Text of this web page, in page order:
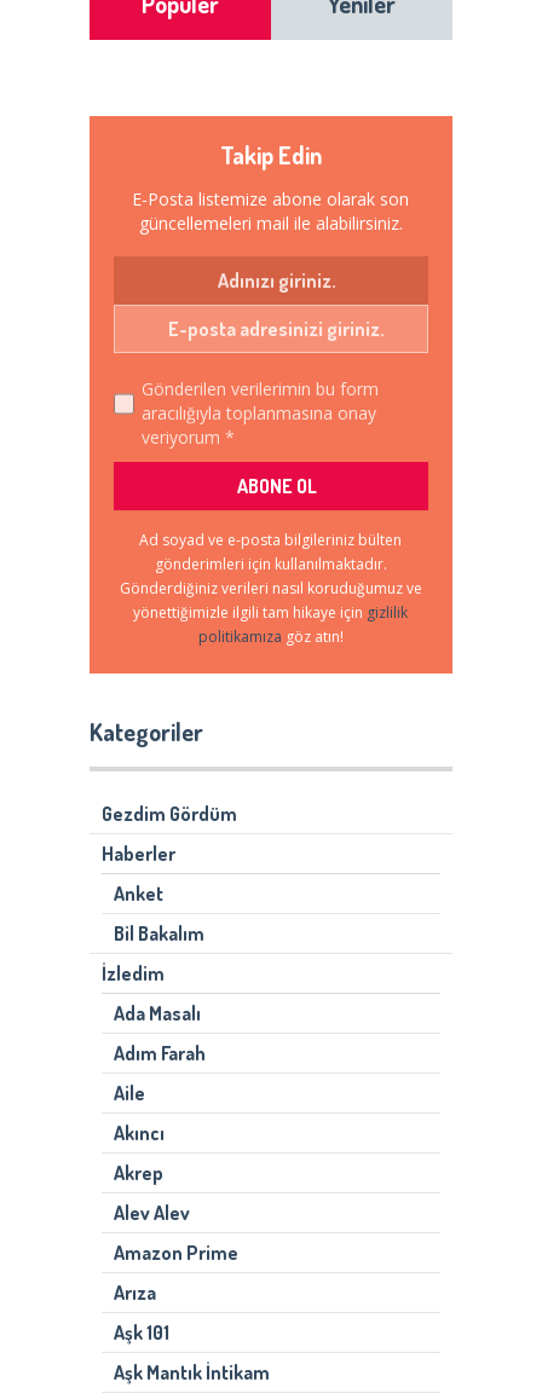
Takip Edin
E-Posta listemize abone olarak son
güncellemeleri mail ile alabilirsiniz.
Gönderilen verilerimin bu form
aracılığıyla toplanmasına onay
veriyorum *
Ad soyad ve e-posta bilgileriniz bülten
gönderimleri için kullanılmaktadır.
Gönderdiğiniz verileri nasıl koruduğumuz ve
yönettiğimizle ilgili tam hikaye için gizlilik
politikamıza göz atın!
Kategoriler
Gezdim Gördüm
Haberler
Anket
Bil Bakalım
İzledim
Ada Masalı
Adım Farah
Aile
Akıncı
Akrep
Alev Alev
Amazon Prime
Arıza
Aşk 101
Aşk Mantık İntikam